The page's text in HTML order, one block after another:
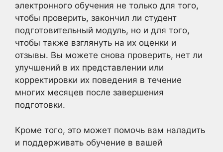
электронного обучения не только для того,
чтобы проверить, закончил ли студент
подготовительный модуль, но и для того,
чтобы также взглянуть на их оценки и
отзывы. Вы можете снова проверить, нет ли
улучшений в их представлении или
корректировки их поведения в течение
многих месяцев после завершения
подготовки.
Кроме того, это может помочь вам наладить
и поддерживать обучение в вашей